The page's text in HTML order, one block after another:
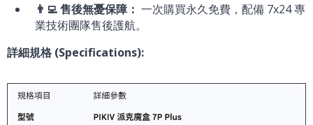
👨‍💻 售後無憂保障： 一次購買永久免費，配備 7x24 專
業技術團隊售後護航。
詳細規格 (Specifications):